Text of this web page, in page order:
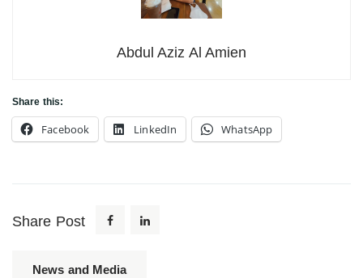
Abdul Aziz Al Amien
Share this:
Facebook LinkedIn WhatsApp
Share Post
News and Media